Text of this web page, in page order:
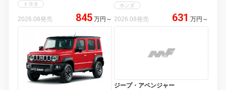
トヨタ
2026.08発売 845 万円 ～
ホンダ
2026.08発売 631 万円 ～
ジープ・アベンジャー